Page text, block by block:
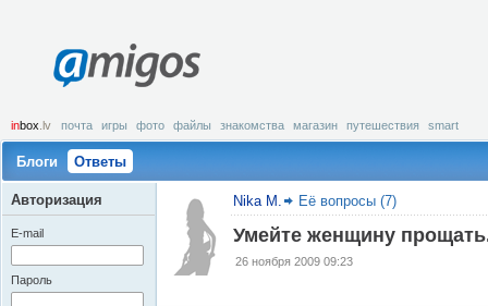
amigos
inbox .lv почта игры фото файлы знакомства магазин путешествия smart
Блоги Ответы
Nika M. Её вопросы (7)
Умейте женщину
26 ноября 2009 09:23
Авторизация
E-mail
Пароль